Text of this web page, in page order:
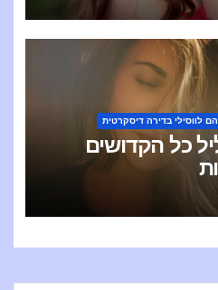
לווסילי בדירה דיסקרטית
כל הקדושים